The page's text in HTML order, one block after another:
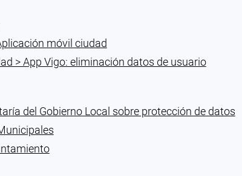
móvil ciudad
> App Vigo: eliminación datos de usuario
del Gobierno Local sobre protección de datos